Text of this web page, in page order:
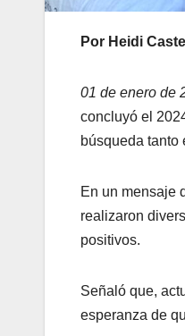
Por Heidi
01 de enero de
concluyó el
búsqueda tanto
En un mensaje
realizaron
positivos.
Señaló que,
esperanza de